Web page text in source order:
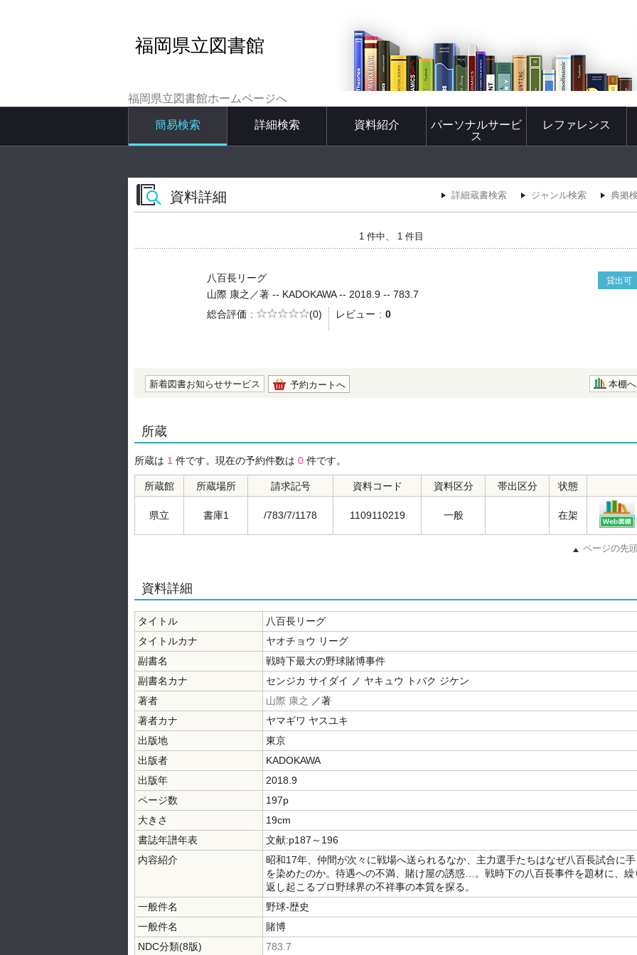
福岡県立図書館
福岡県立図書館ホームページへ
簡易検索 詳細検索 資料紹介
パーソナルサービ
ス
レファレンス
資料詳細 詳細蔵書検索 ジャンル検索 典拠
1 件中、 1 件目
八百長リーグ 貸出可
山際 康之／著 -- KADOKAWA -- 2018.9 -- 783.7
総合評価
5段階評価
(0) レビュー 0
新着図書お知らせサービス 予約カートへ 本棚へ
所蔵
所蔵は 1 件です。現在の予約件数は 0 件です。
所蔵館 所蔵場所 請求記号 資料コード 資料区分 帯出区分 状態
県立 書庫1 /783/7/1178 1109110219 一般 在架
ページの先
資料詳細
タイトル
八百長リーグ
タイトルカナ
ヤオチョウ リーグ
副書名
戦時下最大の野球賭博事件
副書名カナ
センジカ サイダイ ノ ヤキュウ トバク ジケン
著者
山際 康之 ／著
著者カナ
ヤマギワ ヤスユキ
出版地
東京
出版者
KADOKAWA
出版年
2018.9
ページ数
197p
大きさ
19cm
書誌年譜年表
文献:p187～196
内容紹介
昭和17年、仲間が次々に戦場へ送られるなか、主力選手たちはなぜ八百長試合に手
を染めたのか。待遇への不満、賭け屋の誘惑…。戦時下の八百長事件を題材に、繰
返し起こるプロ野球界の不祥事の本質を探る。
一般件名
野球-歴史
一般件名
賭博
NDC分類(8版)
783.7